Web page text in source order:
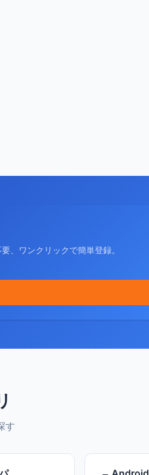
、ワンクリックで簡単登録。
す